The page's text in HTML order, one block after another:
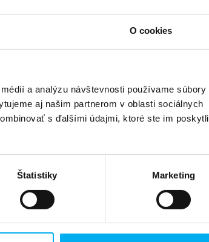
O cookies
a analýzu návštevnosti používame súbory
aj našim partnerom v oblasti sociálnych
s ďalšími údajmi, ktoré ste im poskytli
Štatistiky Marketing